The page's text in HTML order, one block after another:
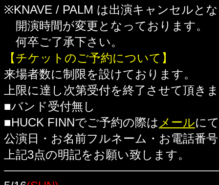
※KNAVE / PALM は出演キャンセルと
開演時間が変更となっております。
何卒ご了承下さい。
【チケットのご予約について】
来場者数に制限を設けております。
上限に達し次第受付を終了させて頂き
■バンド受付無し
■HUCK FINNでご予約の際は メールに
公演日・お名前フルネーム・お電話番号
上記3点の明記をお願い致します。